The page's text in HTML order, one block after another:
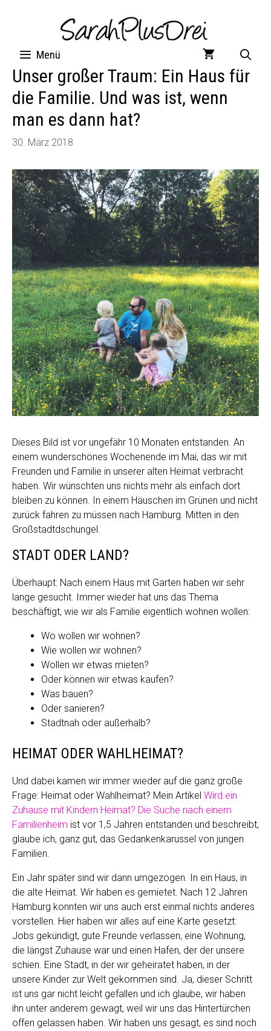
Menü
Unser großer Traum: Ein Haus für
die Familie. Und was ist, wenn
man es dann hat?
30. März 2018
Dieses Bild ist vor ungefähr 10 Monaten entstanden. An
einem wunderschönes Wochenende im Mai, das wir mit
Freunden und Familie in unserer alten Heimat verbracht
haben. Wir wünschten uns nichts mehr als einfach dort
bleiben zu können. In einem Häuschen im Grünen und nicht
zurück fahren zu müssen nach Hamburg. Mitten in den
Großstadtdschungel.
STADT ODER LAND?
Überhaupt: Nach einem Haus mit Garten haben wir sehr
lange gesucht. Immer wieder hat uns das Thema
beschäftigt, wie wir als Familie eigentlich wohnen wollen:
Wo wollen wir wohnen?
Wie wollen wir wohnen?
Wollen wir etwas mieten?
Oder können wir etwas kaufen?
Was bauen?
Oder sanieren?
Stadtnah oder außerhalb?
HEIMAT ODER WAHLHEIMAT?
Und dabei kamen wir immer wieder auf die ganz große
Frage: Heimat oder Wahlheimat? Mein Artikel Wird ein
Zuhause mit Kindern Heimat? Die Suche nach einem
Familienheim ist vor 1,5 Jahren entstanden und beschreibt,
glaube ich, ganz gut, das Gedankenkarussel von jungen
Familien.
Ein Jahr später sind wir dann umgezogen. In ein Haus, in
die alte Heimat. Wir haben es gemietet. Nach 12 Jahren
Hamburg konnten wir uns auch erst einmal nichts anderes
vorstellen. Hier haben wir alles auf eine Karte gesetzt:
Jobs gekündigt, gute Freunde verlassen, eine Wohnung,
die längst Zuhause war und einen Hafen, der der unsere
schien. Eine Stadt, in der wir geheiratet haben, in der
unsere Kinder zur Welt gekommen sind. Ja, dieser Schritt
ist uns gar nicht leicht gefallen und ich glaube, wir haben
ihn unter anderem gewagt, weil wir uns das Hintertürchen
offen gelassen haben. Wir haben uns gesagt, es sind noch